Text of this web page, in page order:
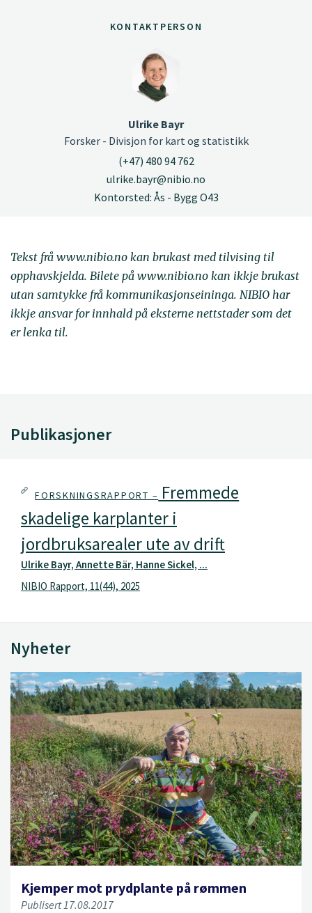
KONTAKTPERSON
Ulrike Bayr
Forsker - Divisjon for kart og statistikk
(+47) 480 94 762
ulrike.bayr@nibio.no
Kontorsted: Ås - Bygg O43
Tekst frå www.nibio.no kan brukast med tilvising til
opphavskjelda. Bilete på www.nibio.no kan ikkje brukast
utan samtykke frå kommunikasjonseininga. NIBIO har
ikkje ansvar for innhald på eksterne nettstader som det
er lenka til.
Publikasjoner
FORSKNINGSRAPPORT – Fremmede
skadelige karplanter i
jordbruksarealer ute av drift
Ulrike Bayr, Annette Bär, Hanne Sickel, ...
NIBIO Rapport, 11(44), 2025
Nyheter
Kjemper mot prydplante på rømmen
Publisert 17.08.2017